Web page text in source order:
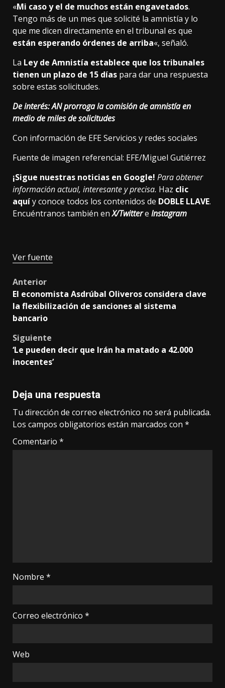
«Mi caso y el de muchos están engavetados.
Tengo más de un mes que solicité la amnistía y lo
que me dicen directamente en el tribunal es que
están esperando órdenes de arriba«, señaló.
La Ley de Amnistía establece que los tribunales
tienen un plazo de 15 días para dar una respuesta
sobre estas solicitudes.
De interés:AN prorroga la comisión de amnistía en
medio de miles de solicitudes
Con información de EFE Servicios y redes sociales
Fuente de imagen referencial: EFE/Miguel Gutiérrez
¡Sigue nuestras noticias en Google! Para obtener
información actual, interesante y precisa. Haz clic
aquíy conoce todos los contenidos de DOBLE LLAVE.
Encuéntranos también enX/Twittere Instagram
Ver fuente
Post
navigation
Anterior
El economista Asdrúbal Oliveros considera clave
la flexibilización de sanciones al sistema
bancario
Siguiente
‘Le pueden decir que Irán ha matado a 42.000
inocentes’
Deja una respuesta
Tu dirección de correo electrónico no será publicada.
Los campos obligatorios están marcados con *
Comentario *
Nombre *
Correo electrónico *
Web